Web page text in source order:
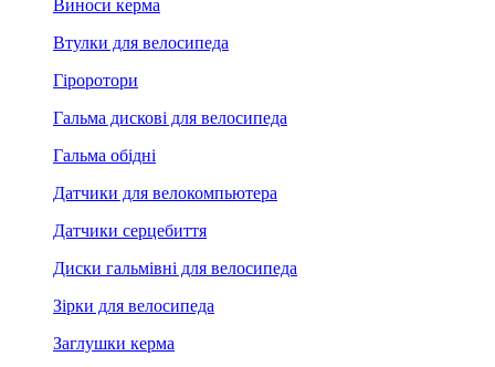
Виноси керма
Втулки для велосипеда
Гіроротори
Гальма дискові для велосипеда
Гальма обідні
Датчики для велокомпьютера
Датчики серцебиття
Диски гальмівні для велосипеда
Зірки для велосипеда
Заглушки керма